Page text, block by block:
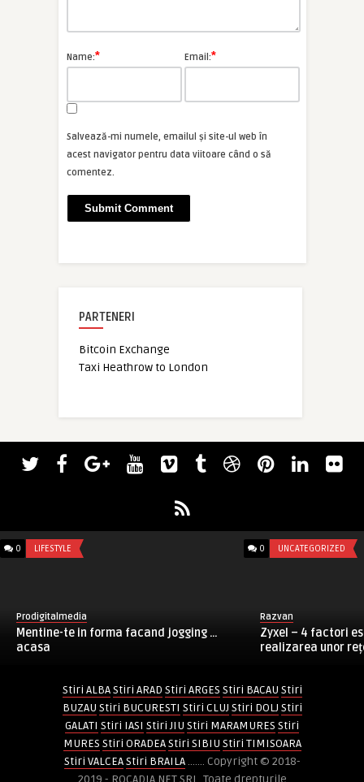
Name:* Email:*
Salvează-mi numele, emailul și site-ul web în
acest navigator pentru data viitoare când o să
comentez.
PARTENERI
Bitcoin Exchange
Taxi Heathrow to London
0 LIFESTYLE
Prodigitalmedia
Mentine-te in forma facand jogging …
acasa
0 UNCATEGORIZED
Razvan
Zyxel – 4 factori
realizarea unor
Stiri ALBA Stiri ARAD Stiri ARGES Stiri BACAU Stiri
BUZAU Stiri BUCURESTI Stiri CLUJ Stiri DOLJ Stiri
GALATI Stiri IASI Stiri JIU Stiri MARAMURES Stiri
MURES Stiri ORADEA Stiri SIBIU Stiri TIMISOARA
Stiri VALCEA Stiri BRAILA....... Copyright © 2018-